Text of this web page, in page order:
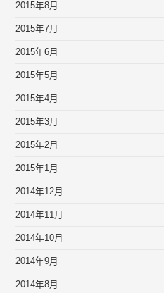
2015年8月
2015年7月
2015年6月
2015年5月
2015年4月
2015年3月
2015年2月
2015年1月
2014年12月
2014年11月
2014年10月
2014年9月
2014年8月